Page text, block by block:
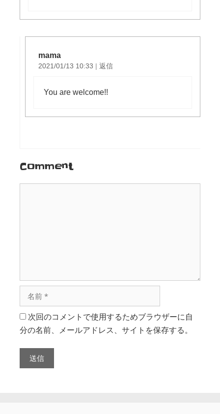
mama
2021/01/13 10:33 | 返信
You are welcome!!
Comment
次回のコメントで使用するためブラウザーに自
分の名前、メールアドレス、サイトを保存する。